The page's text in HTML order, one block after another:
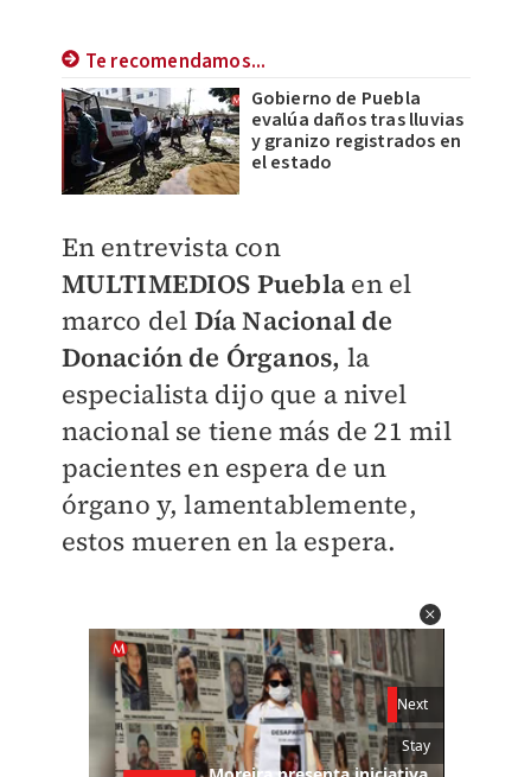
Te recomendamos...
Gobierno de Puebla
evalúa daños tras lluvias
y granizo registrados en
el estado
En entrevista con
MULTIMEDIOS Puebla en el
marco del Día Nacional de
Donación de Órganos, la
especialista dijo que a nivel
nacional se tiene más de 21 mil
pacientes en espera de un
órgano y, lamentablemente,
estos mueren en la espera.